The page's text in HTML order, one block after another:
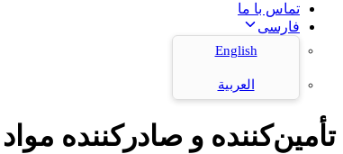
تماس با ما
فارسی
English
العربية
تأمین‌کننده و صادرکننده